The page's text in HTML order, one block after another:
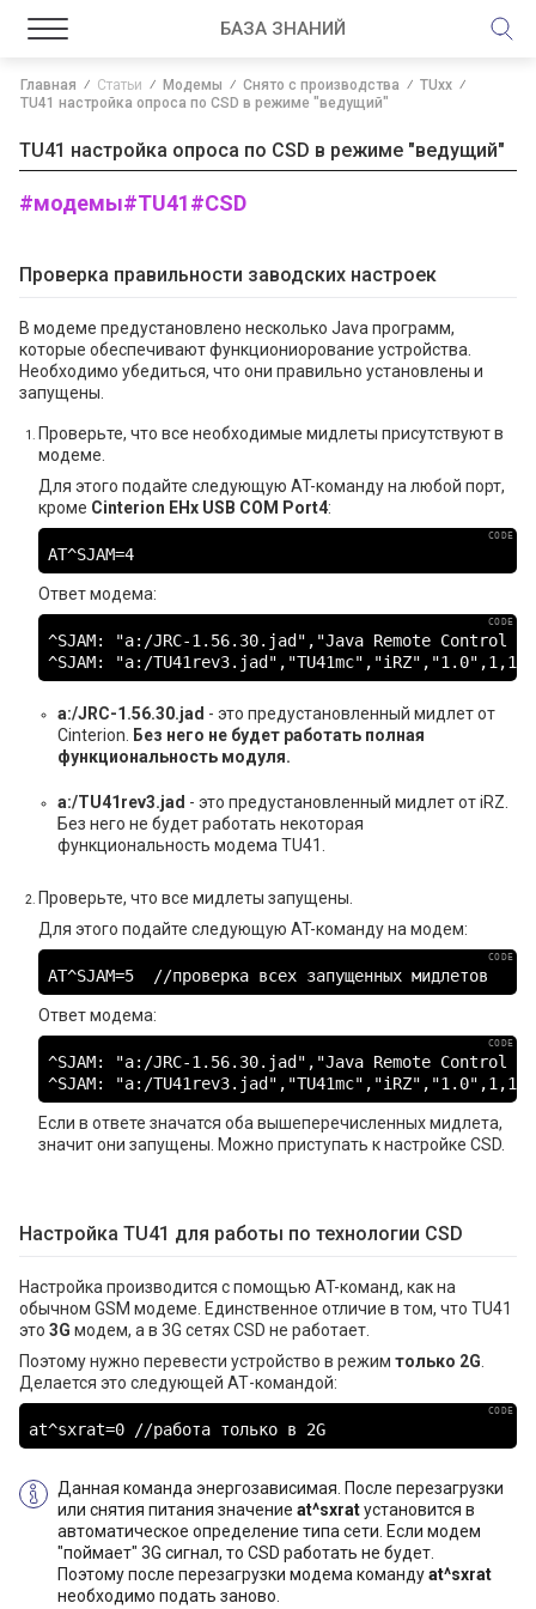
БАЗА ЗНАНИЙ
Главная Статьи Модемы Снято с производства
TUxx
TU41 настройка опроса по CSD в режиме "ведущий"
TU41 настройка опроса по CSD в режиме "ведущий"
#модемы#TU41#CSD
Проверка правильности заводских настроек
В модеме предустановлено несколько Java программ,
которые обеспечивают функциониорование устройства.
Необходимо убедиться, что они правильно установлены и
запущены.
Проверьте, что все необходимые мидлеты присутствуют в
модеме.
Для этого подайте следующую AT-команду на любой порт,
кроме Cinterion EHx USB COM Port4:
AT^SJAM=4
Ответ модема:
^SJAM: "a:/JRC-1.56.30.jad","Java Remote
^SJAM: "a:/
a:/JRC-1.56.30.jad - это предустановленный мидлет от
Cinterion.
Без него не будет работать полная
функциональность модуля.
a:/TU41rev3.jad - это предустановленный мидлет от iRZ.
Без него не будет работать некоторая
функциональность модема TU41.
Проверьте, что все мидлеты запущены.
Для этого подайте следующую AT-команду на модем:
AT^SJAM=5  //проверка всех запущенных мидлетов
Ответ модема:
^SJAM: "a:/JRC-1.56.30.jad","Java Remote
^SJAM: "a:/
Если в ответе значатся оба вышеперечисленных мидлета,
значит они запущены. Можно приступать к настройке CSD.
Настройка TU41 для работы по технологии CSD
Настройка производится с помощью AT-команд, как на
обычном GSM модеме. Единственное отличие в том, что TU41
это 3G модем, а в 3G сетях CSD не работает.
Поэтому нужно перевести устройство в режим только 2G
Делается это следующей АТ-командой:
at^sxrat=0 //работа только в 2G
Данная команда энергозависимая. После перезагрузки
или снятия питания значение at^sxratустановится в
автоматическое определение типа сети. Если модем
"поймает" 3G сигнал, то CSD работать не будет.
Поэтому после перезагрузки модема командуat^sxrat
необходимо подать заново.